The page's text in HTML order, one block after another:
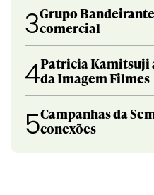
3Grupo
comercial
4Patricia Kamitsuji
da Imagem Filmes
5Campanhas da
conexões